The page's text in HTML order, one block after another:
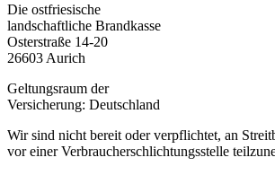
Die ostfriesische
landschaftliche Brandkasse
Osterstraße 14-20
26603 Aurich
Geltungsraum der
Versicherung: Deutschland
Wir sind nicht bereit oder verpflichtet, an
vor einer Verbraucherschlichtungsstelle